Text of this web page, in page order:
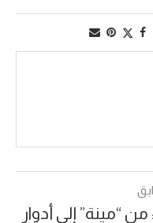
“مينة” إلى أدوار